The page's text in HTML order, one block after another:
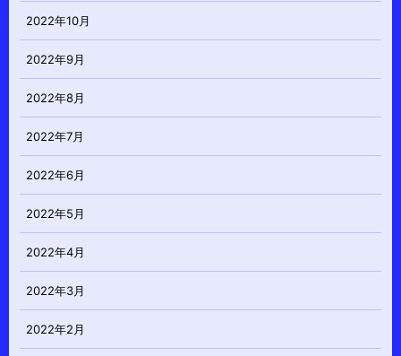
2022年10月
2022年9月
2022年8月
2022年7月
2022年6月
2022年5月
2022年4月
2022年3月
2022年2月